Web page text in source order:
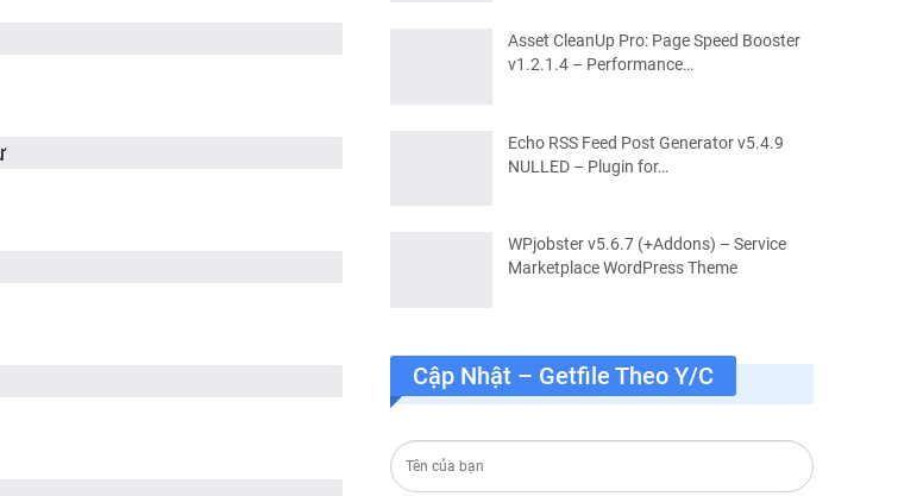
Asset CleanUp Pro: Page Speed Booster
v1.2.1.4 – Performance…
Echo RSS Feed Post Generator v5.4.9
NULLED – Plugin for…
WPjobster v5.6.7 (+Addons) – Service
Marketplace WordPress Theme
Cập Nhật – Getfile Theo Y/c